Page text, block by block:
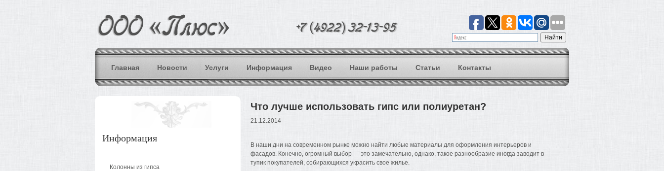
Главная Новости Услуги Информация Видео Наши работы Статьи Контакты
Информация
Колонны из гипса
Что лучше использовать гипс или полиуретан?
21.12.2014
В наши дни на современном рынке можно найти любые материалы для оформления интерьеров и
фасадов. Конечно, огромный выбор — это замечательно, однако, такое разнообразие иногда заводит в
тупик покупателей, собирающихся украсить свое жилье.